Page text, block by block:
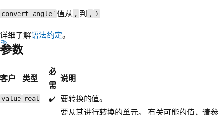
convert_angle( 值从 , 到 , )
详细了解语法约定。
参数
客户 类型
必
需
说明
value real ✔️ 要转换的值。
要从其进行转换的单元。 有关可能的值，请参